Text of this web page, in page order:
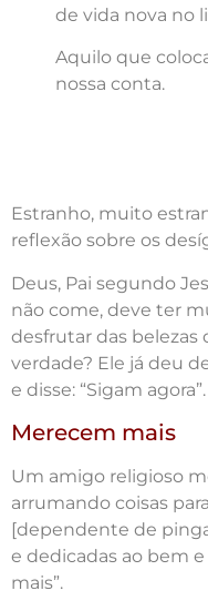
de vida nova no
Aquilo que
nossa conta.
Estranho, muito
reflexão sobre os
Deus, Pai segundo
não come, deve ter
desfrutar das belezas
verdade? Ele já deu
e disse: “Sigam agora”.
Merecem mais
Um amigo religioso
arrumando coisas
[dependente de
e dedicadas ao bem
mais”.